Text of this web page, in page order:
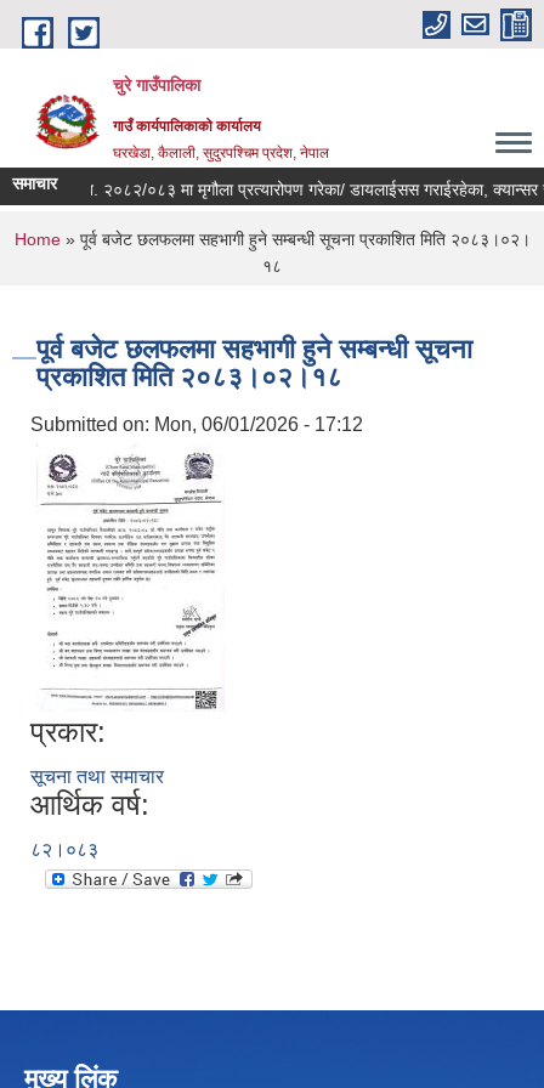
Skip to main content
चुरे गाउँपालिका
गाउँ कार्यपालिकाको कार्यालय
घरखेडा, कैलाली, सुदुरपश्चिम प्रदेश, नेपाल
समाचारआ.ब. २०८२/०८३ मा मृगौला प्रत्यारोपण गरेका/ डायलाईसस गराईरहेका, क्यान्सर
You are here
Home» पूर्व बजेट छलफलमा सहभागी हुने सम्बन्धी सूचना प्रकाशित मिति २०८३।०२।
१८
पूर्व बजेट छलफलमा सहभागी हुने सम्बन्धी सूचना
प्रकाशित मिति २०८३।०२।१८
Submitted on: Mon, 06/01/2026 - 17:12
प्रकार:
सूचना तथा समाचार
आर्थिक वर्ष:
८२।०८३
मुख्य लिंक